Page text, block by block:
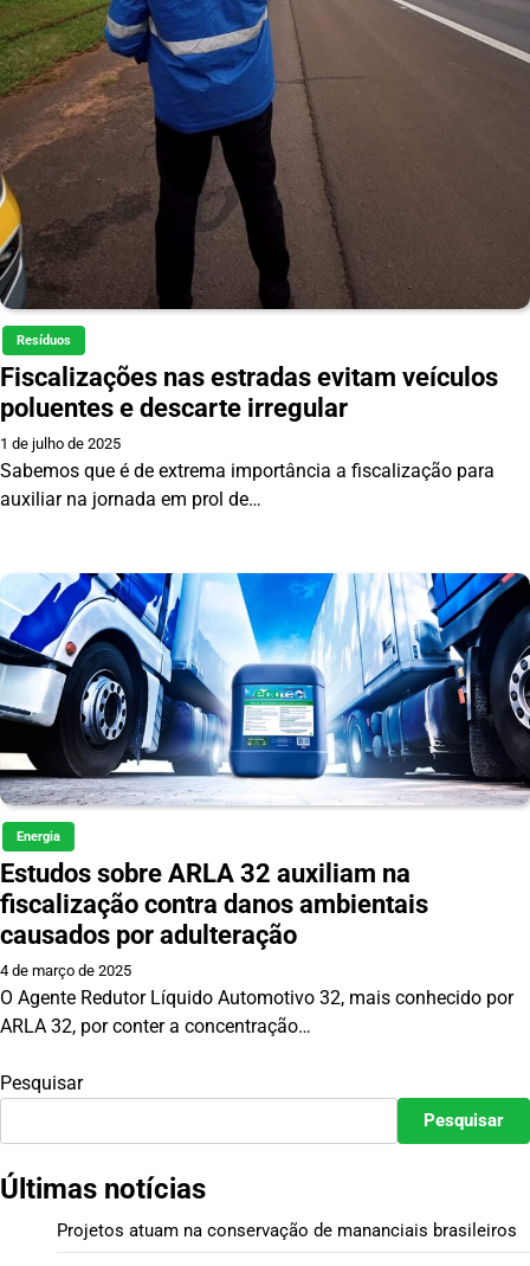
Resíduos
Fiscalizações nas estradas evitam veículos
poluentes e descarte irregular
1 de julho de 2025
Sabemos que é de extrema importância a fiscalização para
auxiliar na jornada em prol de…
Energia
Estudos sobre ARLA 32 auxiliam na
fiscalização contra danos ambientais
causados por adulteração
4 de março de 2025
O Agente Redutor Líquido Automotivo 32, mais conhecido por
ARLA 32, por conter a concentração…
Pesquisar
Pesquisar
Últimas notícias
Projetos atuam na conservação de mananciais brasileiros